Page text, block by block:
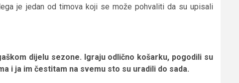
je jedan od timova koji se može pohvaliti da su upisali
dijelu sezone. Igraju odlično košarku, pogodili su
i ja im čestitam na svemu sto su uradili do sada.